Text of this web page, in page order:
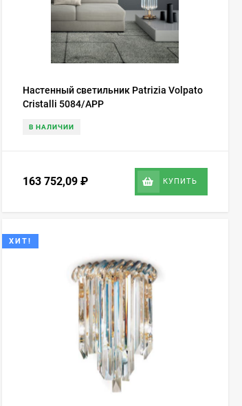
Настенный светильник Patrizia Volpato
Cristalli 5084/APP
В НАЛИЧИИ
163 752,09 ₽ КУПИТЬ
ХИТ!